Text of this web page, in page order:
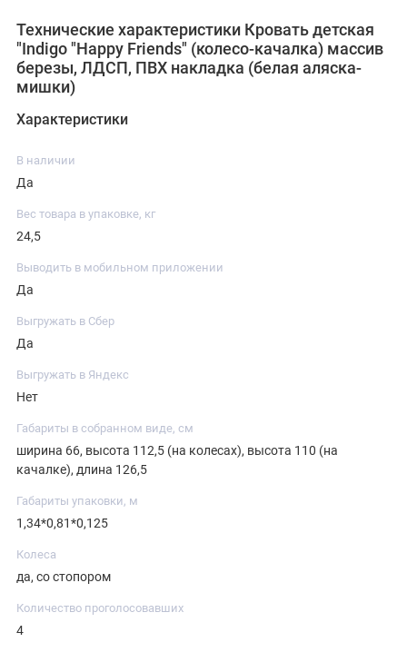
Технические характеристики Кровать детская
"Indigo "Happy Friends" (колесо-качалка) массив
березы, ЛДСП, ПВХ накладка (белая аляска-
мишки)
Характеристики
В наличии
Да
Вес товара в упаковке, кг
24,5
Выводить в мобильном приложении
Да
Выгружать в Сбер
Да
Выгружать в Яндекс
Нет
Габариты в собранном виде, см
ширина 66, высота 112,5 (на колесах), высота 110 (на
качалке), длина 126,5
Габариты упаковки, м
1,34*0,81*0,125
Колеса
да, со стопором
Количество проголосовавших
4